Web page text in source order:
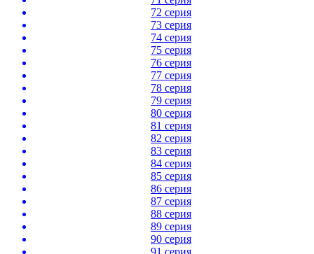
72 серия
73 серия
74 серия
75 серия
76 серия
77 серия
78 серия
79 серия
80 серия
81 серия
82 серия
83 серия
84 серия
85 серия
86 серия
87 серия
88 серия
89 серия
90 серия
91 серия